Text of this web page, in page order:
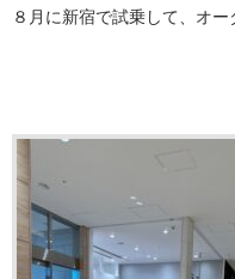
８月に新宿で試乗して、オー